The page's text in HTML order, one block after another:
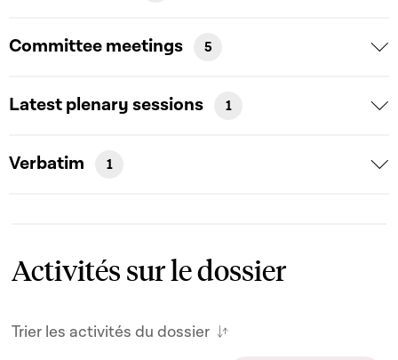
Committee meetings 5
Latest plenary sessions 1
Verbatim 1
Activités sur le dossier
Trier les activités du dossier